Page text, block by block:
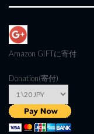
Amazon GIFTに寄付
Donation(寄付)